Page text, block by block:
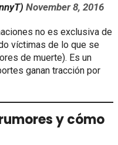
November 8, 2016
no es exclusiva de
víctimas de lo que se
de muerte). Es un
ganan tracción por
y cómo